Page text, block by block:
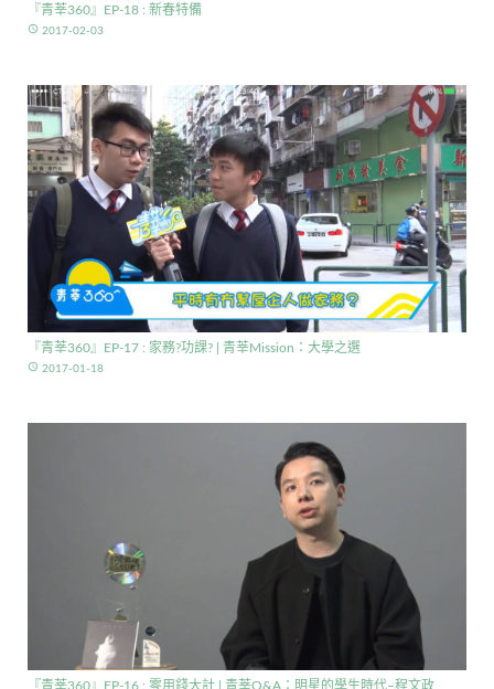
『青莘360』EP-18 : 新春特備
access_time 2017-02-03
『青莘360』EP-17 : 家務?功課? | 青莘Mission：大學之選
access_time 2017-01-18
『青莘360』EP-16 : 零用錢大計 | 青莘Q&A：明星的學生時代–程文政